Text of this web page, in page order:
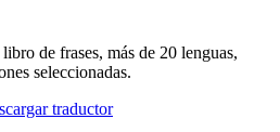
de frases, más de 20 lenguas,
seleccionadas.